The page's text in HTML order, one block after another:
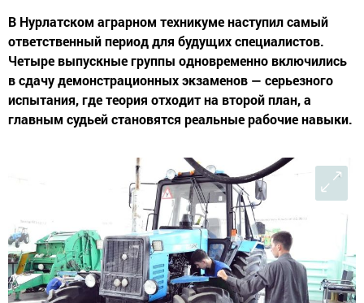
В Нурлатском аграрном техникуме наступил самый
ответственный период для будущих специалистов.
Четыре выпускные группы одновременно включились
в сдачу демонстрационных экзаменов — серьезного
испытания, где теория отходит на второй план, а
главным судьей становятся реальные рабочие навыки.